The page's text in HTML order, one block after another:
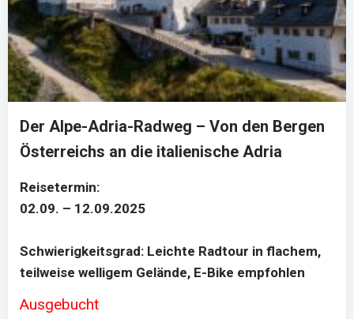
Der Alpe-Adria-Radweg – Von den Bergen
Österreichs an die italienische Adria
Reisetermin:
02.09. – 12.09.2025
Schwierigkeitsgrad: Leichte Radtour in flachem,
teilweise welligem Gelände, E-Bike empfohlen
Ausgebucht